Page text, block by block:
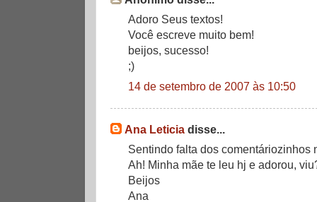
Adoro Seus textos!
Você escreve muito bem!
beijos, sucesso!
;)
14 de setembro de 2007 às 10:50
Ana Leticia disse...
Sentindo falta dos comentáriozinhos
Ah! Minha mãe te leu hj e adorou,
Beijos
Ana